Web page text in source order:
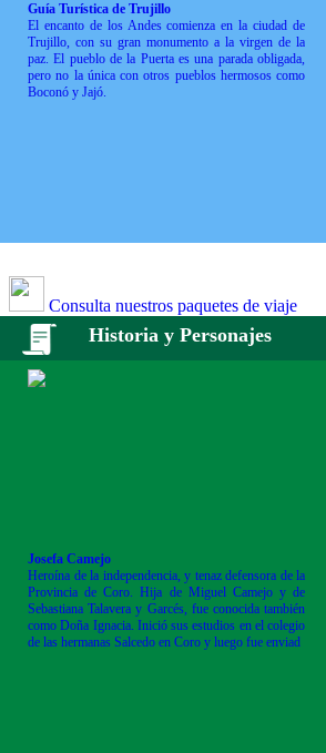
Guía Turística de Trujillo
El encanto de los Andes comienza en la ciudad de
Trujillo, con su gran monumento a la virgen de la
paz. El pueblo de la Puerta es una parada obligada,
pero no la única con otros pueblos hermosos como
Boconó y Jajó.
Consulta nuestros paquetes de viaje
Historia y Personajes
Josefa Camejo
Heroína de la independencia, y tenaz defensora de la
Provincia de Coro. Hija de Miguel Camejo y de
Sebastiana Talavera y Garcés, fue conocida también
como Doña Ignacia. Inició sus estudios en el colegio
de las hermanas Salcedo en Coro y luego fue enviad